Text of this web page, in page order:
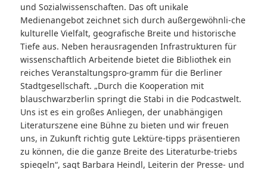
und Sozialwissenschaften. Das oft unikale
Medienangebot zeichnet sich durch außergewöhnli-che
kulturelle Vielfalt, geografische Breite und historische
Tiefe aus. Neben herausragenden Infrastrukturen für
wissenschaftlich Arbeitende bietet die Bibliothek ein
reiches Veranstaltungspro-gramm für die Berliner
Stadtgesellschaft. „Durch die Kooperation mit
blauschwarzberlin springt die Stabi in die Podcastwelt.
Uns ist es ein großes Anliegen, der unabhängigen
Literaturszene eine Bühne zu bieten und wir freuen
uns, in Zukunft richtig gute Lektüre-tipps präsentieren
zu können, die die ganze Breite des Literaturbe-triebs
spiegeln“, sagt Barbara Heindl, Leiterin der Presse- und